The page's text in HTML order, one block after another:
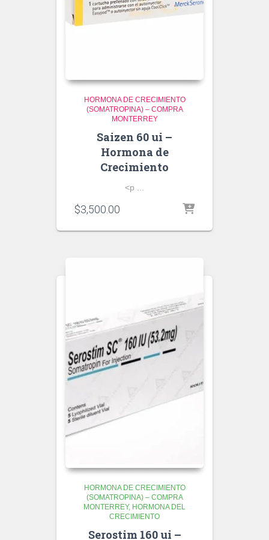
HORMONA DE CRECIMIENTO
(SOMATROPINA) – COMPRA
MONTERREY
Saizen 60 ui –
Hormona de
Crecimiento
<p ...
$3,500.00
HORMONA DE CRECIMIENTO
(SOMATROPINA) – COMPRA
MONTERREY HORMONA DEL
CRECIMIENTO
Serostim 160 ui –